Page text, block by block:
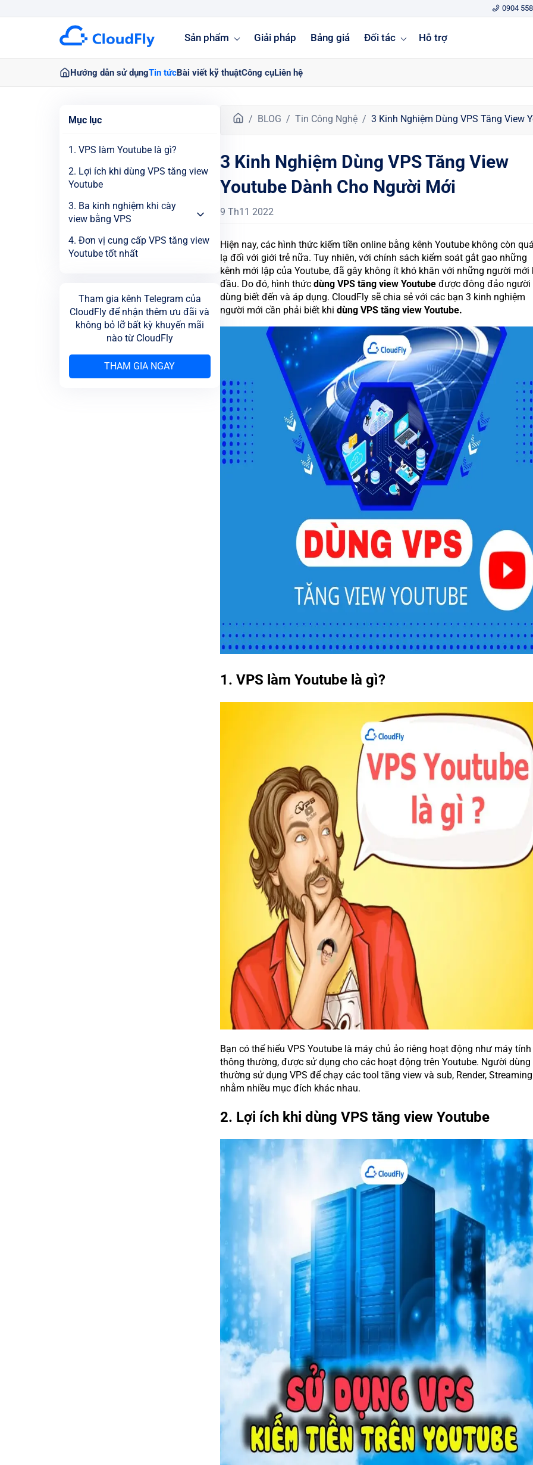
0904
Sản phẩm Giải pháp Bảng giá Đối tác Hỗ trợ
Hướng dẫn sử dụngTin tứcBài viết kỹ thuậtCông cụLiên hệ
Mục lục
1. VPS làm Youtube là gì?
2. Lợi ích khi dùng VPS tăng view
Youtube
3. Ba kinh nghiệm khi cày
view bằng VPS
4. Đơn vị cung cấp VPS tăng view
Youtube tốt nhất
Tham gia kênh Telegram của
CloudFly để nhận thêm ưu đãi và
không bỏ lỡ bất kỳ khuyến mãi
nào từ CloudFly
THAM GIA NGAY
T
n
g
c
h
ủ
BLOG Tin Công Nghệ 3 Kinh Nghiệm Dùng VPS Tăng View
3 Kinh Nghiệm Dùng VPS Tăng View
Youtube Dành Cho Người Mới
9 Th11 2022
Hiện nay, các hình thức kiếm tiền online bằng kênh Youtube không còn
lạ đối với giới trẻ nữa. Tuy nhiên, với chính sách kiểm soát gắt gao những
kênh mới lập của Youtube, đã gây không ít khó khăn với những người mới
đầu. Do đó, hình thức dùng VPS tăng view Youtubeđược đông đảo người
dùng biết đến và áp dụng. CloudFly sẽ chia sẻ với các bạn 3 kinh nghiệm
người mới cần phải biết khi dùng VPS tăng view Youtube.
1. VPS làm Youtube là gì?
Bạn có thể hiểu VPS Youtube là máy chủ ảo riêng hoạt động như máy tính
thông thường, được sử dụng cho các hoạt động trên Youtube. Người dùng
thường sử dụng VPS để chạy các tool tăng view và sub, Render,
nhằm nhiều mục đích khác nhau.
2. Lợi ích khi dùng VPS tăng view Youtube